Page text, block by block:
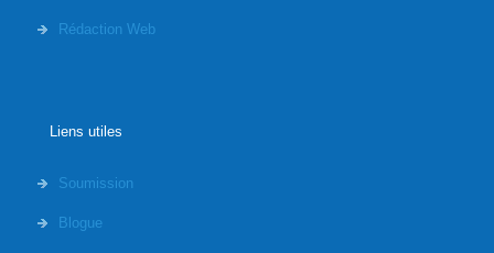
Rédaction Web
Liens utiles
Soumission
Blogue